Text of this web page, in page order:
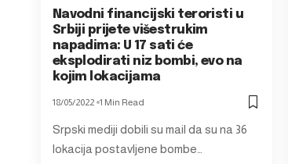
Navodni financijski teroristi u
Srbiji prijete višestrukim
napadima: U 17 sati će
eksplodirati niz bombi, evo na
kojim lokacijama
18/05/2022 1 Min Read
Srpski mediji dobili su mail da su na 36
lokacija postavljene bombe…